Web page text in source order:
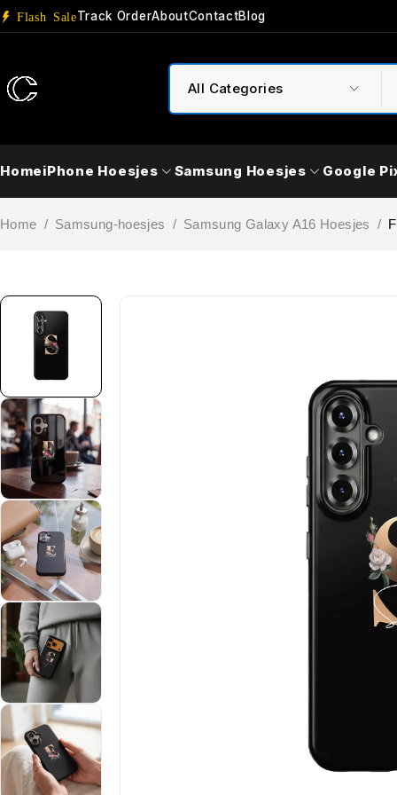
Flash SaleTrack OrderAboutContactBlog
HomeiPhone Hoesjes Samsung Hoesjes Google
Home / Samsung-hoesjes / Samsung Galaxy A16 Hoesjes /